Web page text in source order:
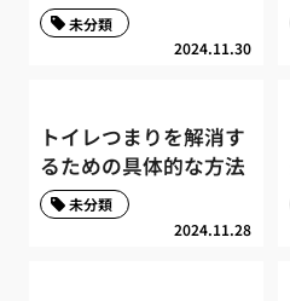
2024.11.30
未分類
トイレつまりを解消す
るための具体的な方法
2024.11.28
未分類